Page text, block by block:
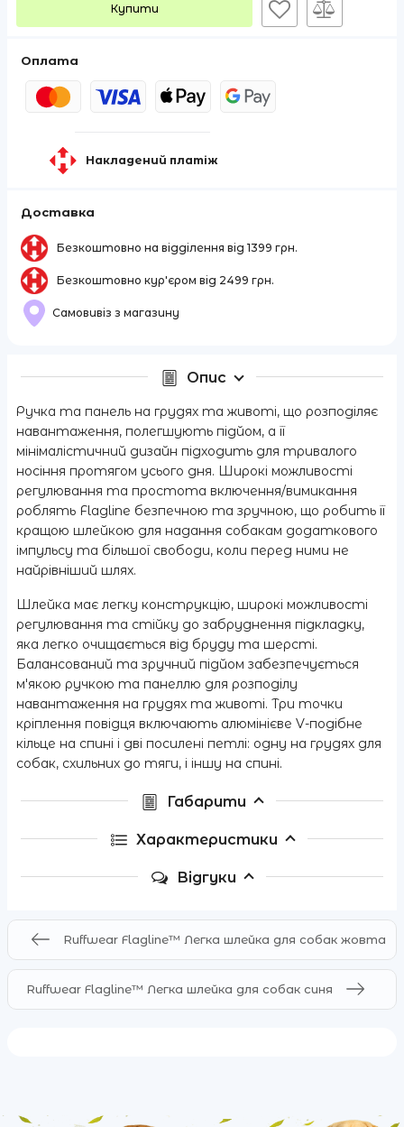
Купити
Оплата
Накладений платіж
Доставка
Безкоштовно на відділення від 1399 грн.
Безкоштовно кур'єром від 2499 грн.
Самовивіз з магазину
Опис
Ручка та панель на грудях та животі, що розподіляє
навантаження, полегшують підйом, а її
мінімалістичний дизайн підходить для тривалого
носіння протягом усього дня. Широкі можливості
регулювання та простота включення/вимикання
роблять Flagline безпечною та зручною, що робить її
кращою шлейкою для надання собакам додаткового
імпульсу та більшої свободи, коли перед ними не
найрівніший шлях.
Шлейка має легку конструкцію, широкі можливості
регулювання та стійку до забруднення підкладку,
яка легко очищається від бруду та шерсті.
Балансований та зручний підйом забезпечується
м'якою ручкою та панеллю для розподілу
навантаження на грудях та животі. Три точки
кріплення повідця включають алюмінієве V-подібне
кільце на спині і дві посилені петлі: одну на грудях для
собак, схильних до тяги, і іншу на спині.
Габарити
Характеристики
Відгуки
Ruffwear Flagline™ Легка шлейка для собак жовта
Ruffwear Flagline™ Легка шлейка для собак синя